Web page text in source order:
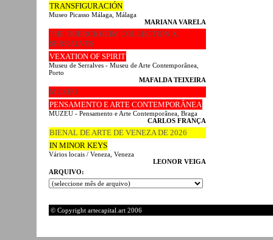
TRANSFIGURACIÓN
Museo Picasso Málaga, Málaga
MARIANA VARELA
THE DUERCKHEIM COLLECTION X
SERRALVES
VEXATION OF SPIRIT
Museu de Serralves - Museu de Arte Contemporânea,
Porto
MAFALDA TEIXEIRA
MUZEU
PENSAMENTO E ARTE CONTEMPORÂNEA
MUZEU - Pensamento e Arte Contemporânea, Braga
CARLOS FRANÇA
BIENAL DE ARTE DE VENEZA DE 2026
IN MINOR KEYS
Vários locais / Veneza, Veneza
LEONOR VEIGA
ARQUIVO:
© Copyright artecapital.art 2006